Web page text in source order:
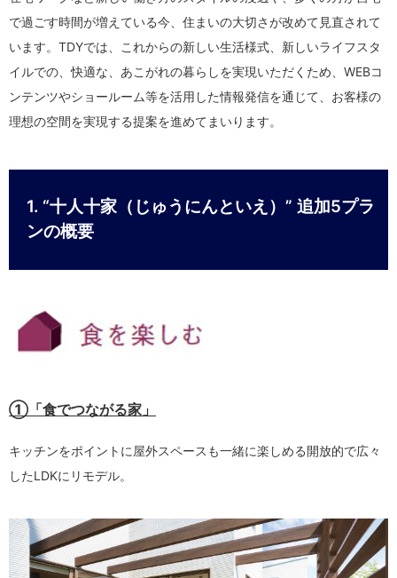
で過ごす時間が増えている今、住まいの大切さが改めて見直されて
います。TDYでは、これからの新しい生活様式、新しいライフスタ
イルでの、快適な、あこがれの暮らしを実現いただくため、WEBコ
ンテンツやショールーム等を活用した情報発信を通じて、お客様の
理想の空間を実現する提案を進めてまいります。
1. “十人十家（じゅうにんといえ）” 追加5プラ
ンの概要
①「食でつながる家」
キッチンをポイントに屋外スペースも一緒に楽しめる開放的で広々
したLDKにリモデル。